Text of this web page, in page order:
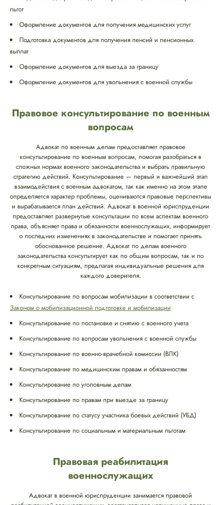
льгот
Оформление документов для получения медицинских услуг
Подготовка документов для получения пенсий и пенсионных
выплат
Оформление документов для выезда за границу
Оформление документов для увольнения с военной службы
Правовое консультирование по военным
вопросам
Адвокат по военным делам предоставляет правовое
консультирование по военным вопросам, помогая разобраться в
сложных нормах военного законодательства и выбрать правильную
стратегию действий. Консультирование — первый и важнейший этап
взаимодействия с военным адвокатом, так как именно на этом этапе
определяется характер проблемы, оцениваются правовые перспективы
и вырабатывается план действий. Адвокат в военной юриспруденции
предоставляет развернутые консультации по всем аспектам военного
права, объясняет права и обязанности военнослужащих, информирует
о последних изменениях в законодательстве и помогает принять
обоснованное решение. Адвокат по делам военного
законодательства консультирует как по общим вопросам, так и по
конкретным ситуациям, предлагая индивидуальные решения для
каждого доверителя.
Консультирование по вопросам мобилизации в соответствии с
Законом о мобилизационной подготовке и мобилизации
Консультирование по постановке и снятию с военного учета
Консультирование по вопросам увольнения с военной службы
Консультирование по военно-врачебной комиссии (ВЛК)
Консультирование по медицинским правам и обязанностям
Консультирование по уголовным делам
Консультирование по правам при выезде за границу
Консультирование по статусу участника боевых действий (УБД)
Консультирование по социальным и материальным льготам
Правовая реабилитация
военнослужащих
Адвокат в военной юриспруденции занимается правовой